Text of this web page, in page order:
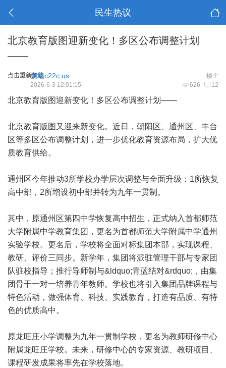
民生热议
北京教育版图迎新变化！多区公布调整计划
——
点击重新加载 楼主
翻墙c22c.us
626 12
2026-6-3 12:01:15
北京教育版图迎新变化！多区公布调整计划——
北京教育版图又迎来新变化。近日，朝阳区、通州区、丰台
区等多区公布调整计划，进一步优化教育资源布局，扩大优
质教育供给。
通州区今年推动3所学校办学层次调整与全面升级：1所恢复
高中部，2所增设初中部并转为九年一贯制。
其中，原通州区第四中学恢复高中招生，正式纳入首都师范
大学附属中学教育集团，更名为首都师范大学附属中学通州
实验学校。更名后，学校将全面对标集团本部，实现课程、
教研、评价三同步。新学年，集团将派驻管理干部与专家团
队驻校指导；推行导师制与&ldquo;青蓝结对&rdquo;，由集
团骨干一对一培养青年教师。学校也将引入集团品牌课程与
特色活动，做强体育、科技、实践教育，打造有品质、有特
色的优质高中。
原龙旺庄小学调整为九年一贯制学校，更名为教师研修中心
附属龙旺庄学校。未来，研修中心的专家资源、教研项目、
课程研发成果将率先在学校落地。